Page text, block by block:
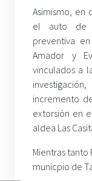
Asimismo, en
el auto de
preventiva
Amador y
vinculados a
incremento
extorsión en
aldea Las
Mientras
municpio de